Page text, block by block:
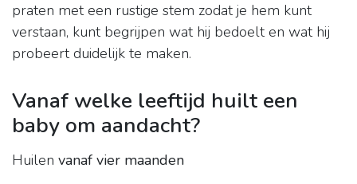
praten met een rustige stem zodat je hem kunt
verstaan, kunt begrijpen wat hij bedoelt en wat hij
probeert duidelijk te maken.
Vanaf welke leeftijd huilt een
baby om aandacht?
Huilen vanaf vier maanden